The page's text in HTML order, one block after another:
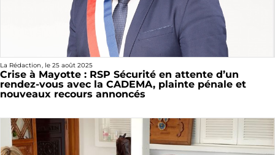
La Rédaction, le 25 août 2025
Crise à Mayotte : RSP Sécurité en attente d’un
rendez-vous avec la CADEMA, plainte pénale et
nouveaux recours annoncés